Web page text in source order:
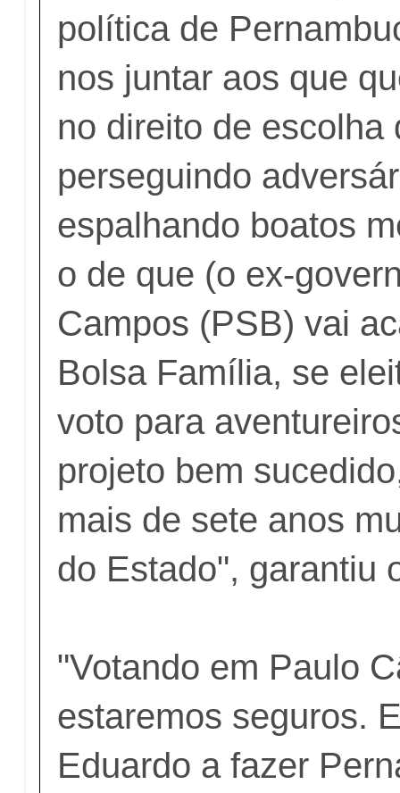
política de
nos juntar aos que
no direito de escolha
perseguindo
espalhando boatos
o de que (o ex-
Campos (PSB) vai
Bolsa Família, se
voto para
projeto bem
mais de sete anos
do Estado", garantiu
"Votando em Paulo
estaremos seguros.
Eduardo a fazer